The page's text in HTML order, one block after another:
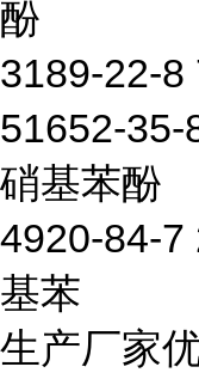
酚
3189-22-8
51652-35-
硝基苯酚
4920-84-7
基苯
生产厂家